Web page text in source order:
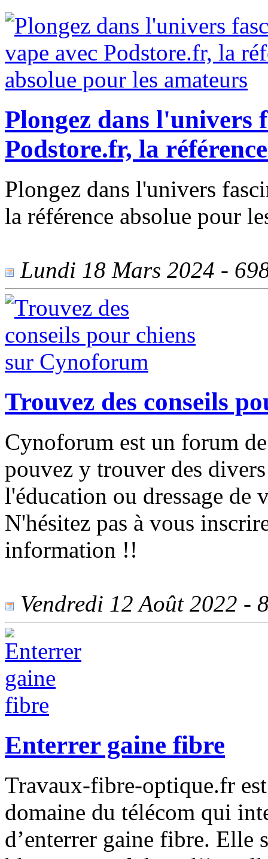
Plongez dans l'univers
Podstore.fr, la
Plongez dans l'univers
la référence absolue pour
Lundi 18 Mars 2024 -
Trouvez des conseils
Cynoforum est un forum
pouvez y trouver des
l'éducation ou dressage de
N'hésitez pas à vous
information !!
Vendredi 12 Août 2022 -
Enterrer gaine fibre
Travaux-fibre-optique.fr
domaine du télécom qui
d’enterrer gaine fibre. Elle